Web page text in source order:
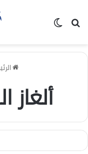
بحث عن
ألغاز